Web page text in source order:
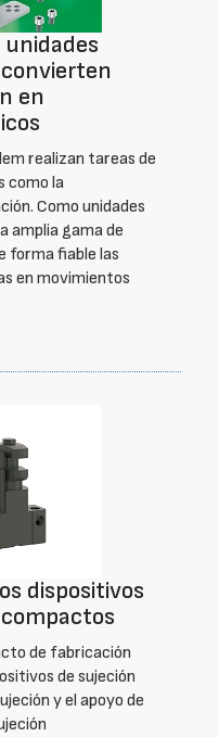
en
realizan tareas de
como la
Como unidades
amplia gama de
forma fiable las
en movimientos
dispositivos
de fabricación
de sujeción
y el apoyo de